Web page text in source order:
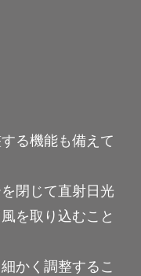
る機能も備えて
閉じて直射日光
を取り込むこと
かく調整するこ